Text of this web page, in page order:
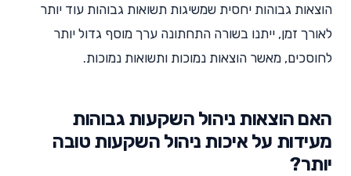
הוצאות גבוהות יחסית שמשיגות תשואות גבוהות עוד יותר
לאורך זמן, ייתנו בשורה התחתונה ערך מוסף גדול יותר
לחוסכים, מאשר הוצאות נמוכות ותשואות נמוכות.
האם הוצאות ניהול השקעות גבוהות
מעידות על איכות ניהול השקעות טובה
יותר?